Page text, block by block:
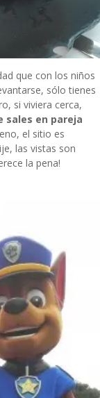
que con los niños
sólo tienes
si viviera cerca,
sales en pareja
el sitio es
las vistas son
la pena!